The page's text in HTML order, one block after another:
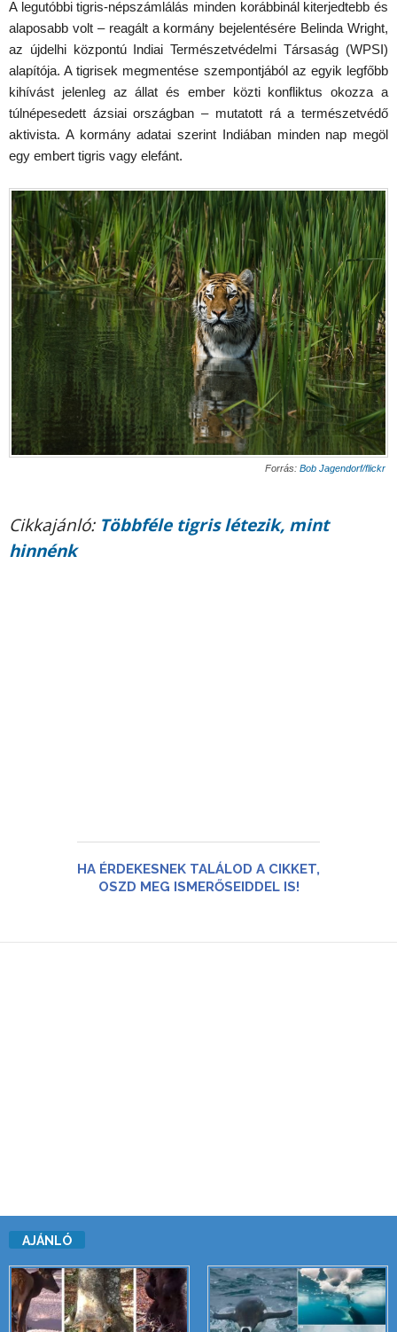
A legutóbbi tigris-népszámlálás minden korábbinál kiterjedtebb és
alaposabb volt – reagált a kormány bejelentésére Belinda Wright,
az újdelhi központú Indiai Természetvédelmi Társaság (WPSI)
alapítója. A tigrisek megmentése szempontjából az egyik legfőbb
kihívást jelenleg az állat és ember közti konfliktus okozza a
túlnépesedett ázsiai országban – mutatott rá a természetvédő
aktivista. A kormány adatai szerint Indiában minden nap megöl
egy embert tigris vagy elefánt.
Forrás: Bob Jagendorf/flickr
Cikkajánló: Többféle tigris létezik, mint
hinnénk
HA ÉRDEKESNEK TALÁLOD A CIKKET,
OSZD MEG ISMERŐSEIDDEL IS!
AJÁNLÓ